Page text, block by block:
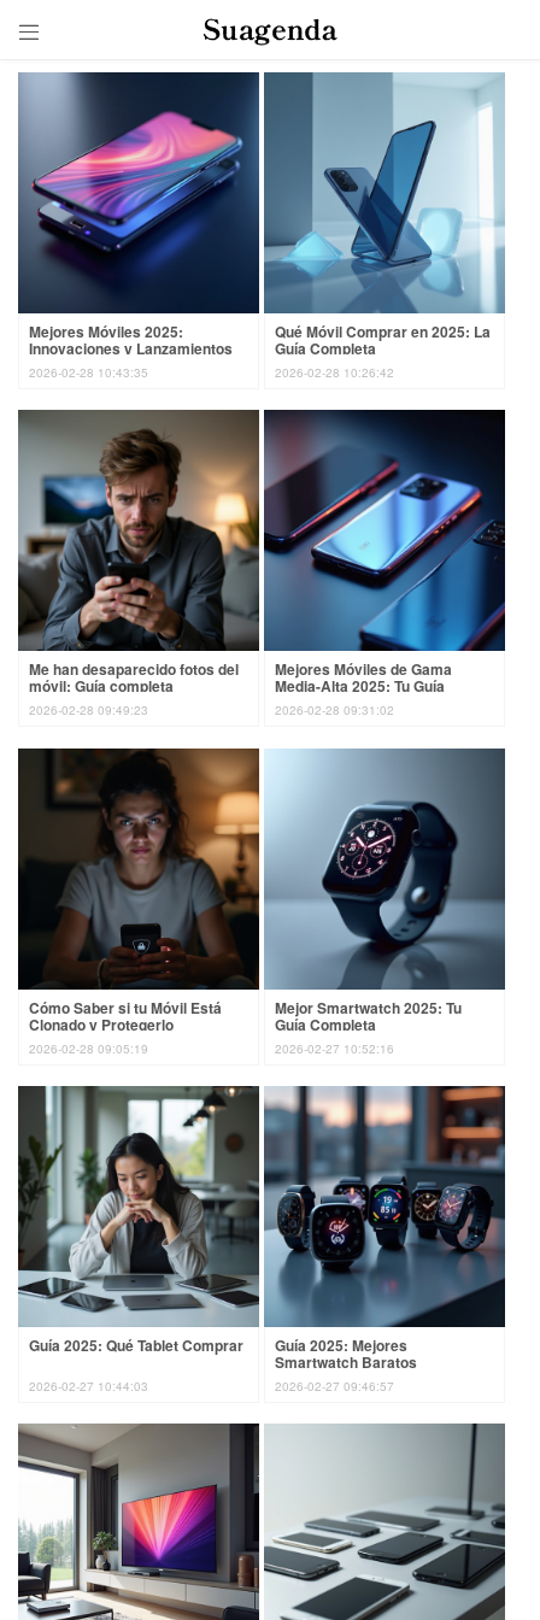

Mejores Móviles 2025:
Innovaciones y Lanzamientos
Clave
2026-02-28 10:43:35
Qué Móvil Comprar en 2025: La
Guía Completa
2026-02-28 10:26:42
Me han desaparecido fotos del
móvil: Guía completa
2026-02-28 09:49:23
Mejores Móviles de Gama
Media-Alta 2025: Tu Guía
2026-02-28 09:31:02
Cómo Saber si tu Móvil Está
Clonado y Protegerlo
2026-02-28 09:05:19
Mejor Smartwatch 2025: Tu
Guía Completa
2026-02-27 10:52:16
Guía 2025: Qué Tablet Comprar
2026-02-27 10:44:03
Guía 2025: Mejores
Smartwatch Baratos
2026-02-27 09:46:57